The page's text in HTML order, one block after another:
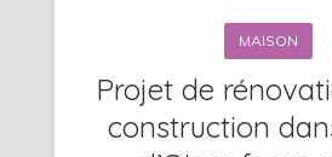
MAISON
Projet de
construction